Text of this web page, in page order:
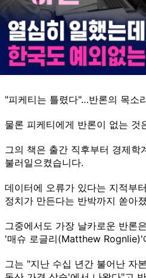
AI는 자산가의 수익을 끌어올리
속도를 끌어내립니다.
피케티의 공식이 양쪽에서 동시
"피케티는 틀렸다"…반론의 목소
물론 피케티에게 반론이 없는 것
그의 책은 출간 직후부터 경제학
불러일으켰습니다.
데이터에 오류가 있다는 지적부
정치가 만든다는 반박까지 쏟아
그중에서도 가장 날카로운 반론
'매슈 로글리(Matthew Rognlie)'
그는 "지난 수십 년간 불어난 자